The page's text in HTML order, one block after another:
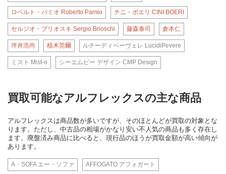
ロベルト・パミオ Roberto Pamio チニ・ボエリ CINI BOERI
セルジオ・ブリオスキ Sergio Brioschi 藤森泰司 倉本仁
坪井浩尚 植木莞爾 ルチーディペーヴェレ LucidiPevere
ミスト Mist-o シーエムピー デザイン CMP Design
買取可能なアルフレックスの主な商品
アルフレックスは商品数が多いですが、そのほとんどが買取の対象とな
ります。ただし、中古品の相場がかなり安い不人気の商品も多く存在し
ます。廃盤済み商品に比べると、現行品のほうが買取金額が高い傾向が
あります。
A・SOFA エー・ソファ AFFOGATO アフォガート